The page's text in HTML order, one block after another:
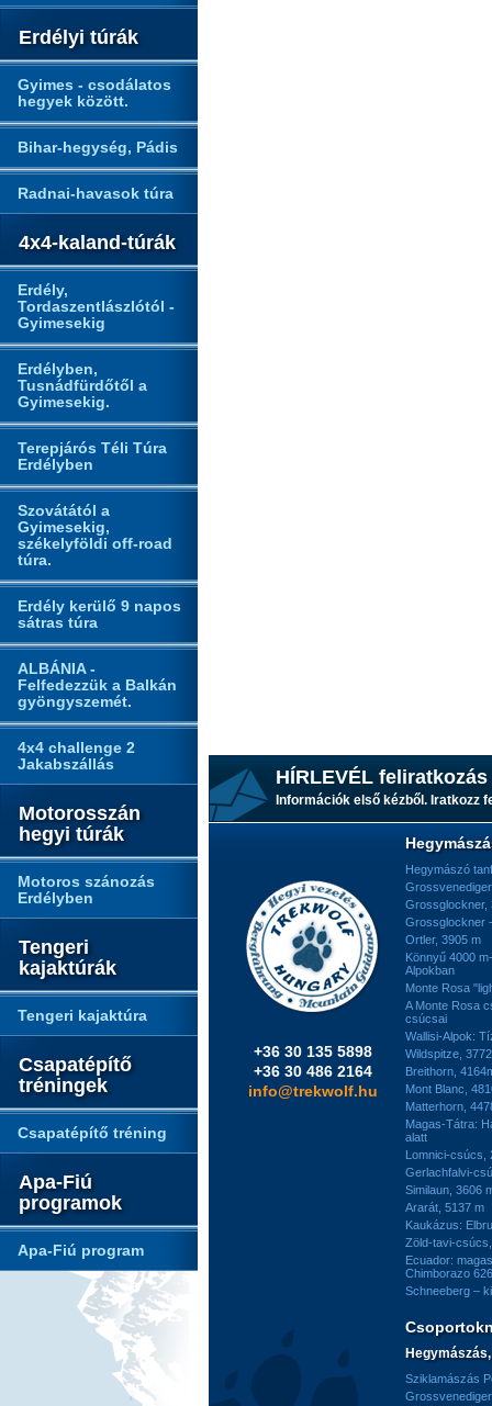
Erdélyi túrák
Gyimes - csodálatos
hegyek között.
Bihar-hegység, Pádis
Radnai-havasok túra
4x4-kaland-túrák
Erdély,
Tordaszentlászlótól -
Gyimesekig
Erdélyben,
Tusnádfürdőtől a
Gyimesekig.
Terepjárós Téli Túra
Erdélyben
Szovátától a
Gyimesekig,
székelyföldi off-road
túra.
Erdély kerülő 9 napos
sátras túra
ALBÁNIA -
Felfedezzük a Balkán
gyöngyszemét.
4x4 challenge 2
Jakabszállás
Motorosszán
hegyi túrák
Motoros szánozás
Erdélyben
Tengeri
kajaktúrák
Tengeri kajaktúra
Csapatépítő
tréningek
Csapatépítő tréning
Apa-Fiú
programok
Apa-Fiú program
HÍRLEVÉL feliratkozás
Információk első kézből. Iratkozz
+36 30 135 5898
+36 30 486 2164
info@trekwolf.hu
Hegymászó
Grossglockner,
Grossglockner
Ortler, 3905 m
Könnyű 4000
Alpokban
Monte Rosa
A Monte Rosa
csúcsai
Wallisi-Alpok:
Wildspitze,
Breithorn,
Mont Blanc,
Matterhorn,
Magas-Tátra:
alatt
Lomnici-csúcs,
Gerlachfalvi-
Similaun, 3606
Ararát, 5137 m
Kaukázus:
Zöld-tavi-
Ecuador:
Chimborazo
Schneeberg –
Sziklamászás